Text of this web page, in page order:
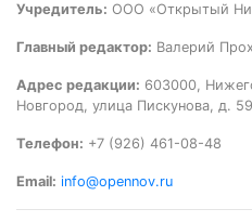
Учредитель: ООО «Открытый
Главный редактор: Валерий
Адрес редакции: 603000,
Новгород, улица Пискунова, д.
Телефон: +7 (926) 461-08-48
Email: info@opennov.ru